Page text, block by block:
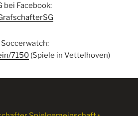
bei Facebook:
7150 (Spiele in Vettelhoven)